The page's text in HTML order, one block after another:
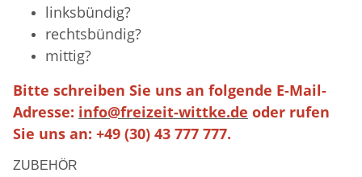
linksbündig?
rechtsbündig?
mittig?
Bitte schreiben Sie uns an folgende E-Mail-
Adresse: info@freizeit-wittke.de oder rufen
Sie uns an: +49 (30) 43 777 777.
ZUBEHÖR